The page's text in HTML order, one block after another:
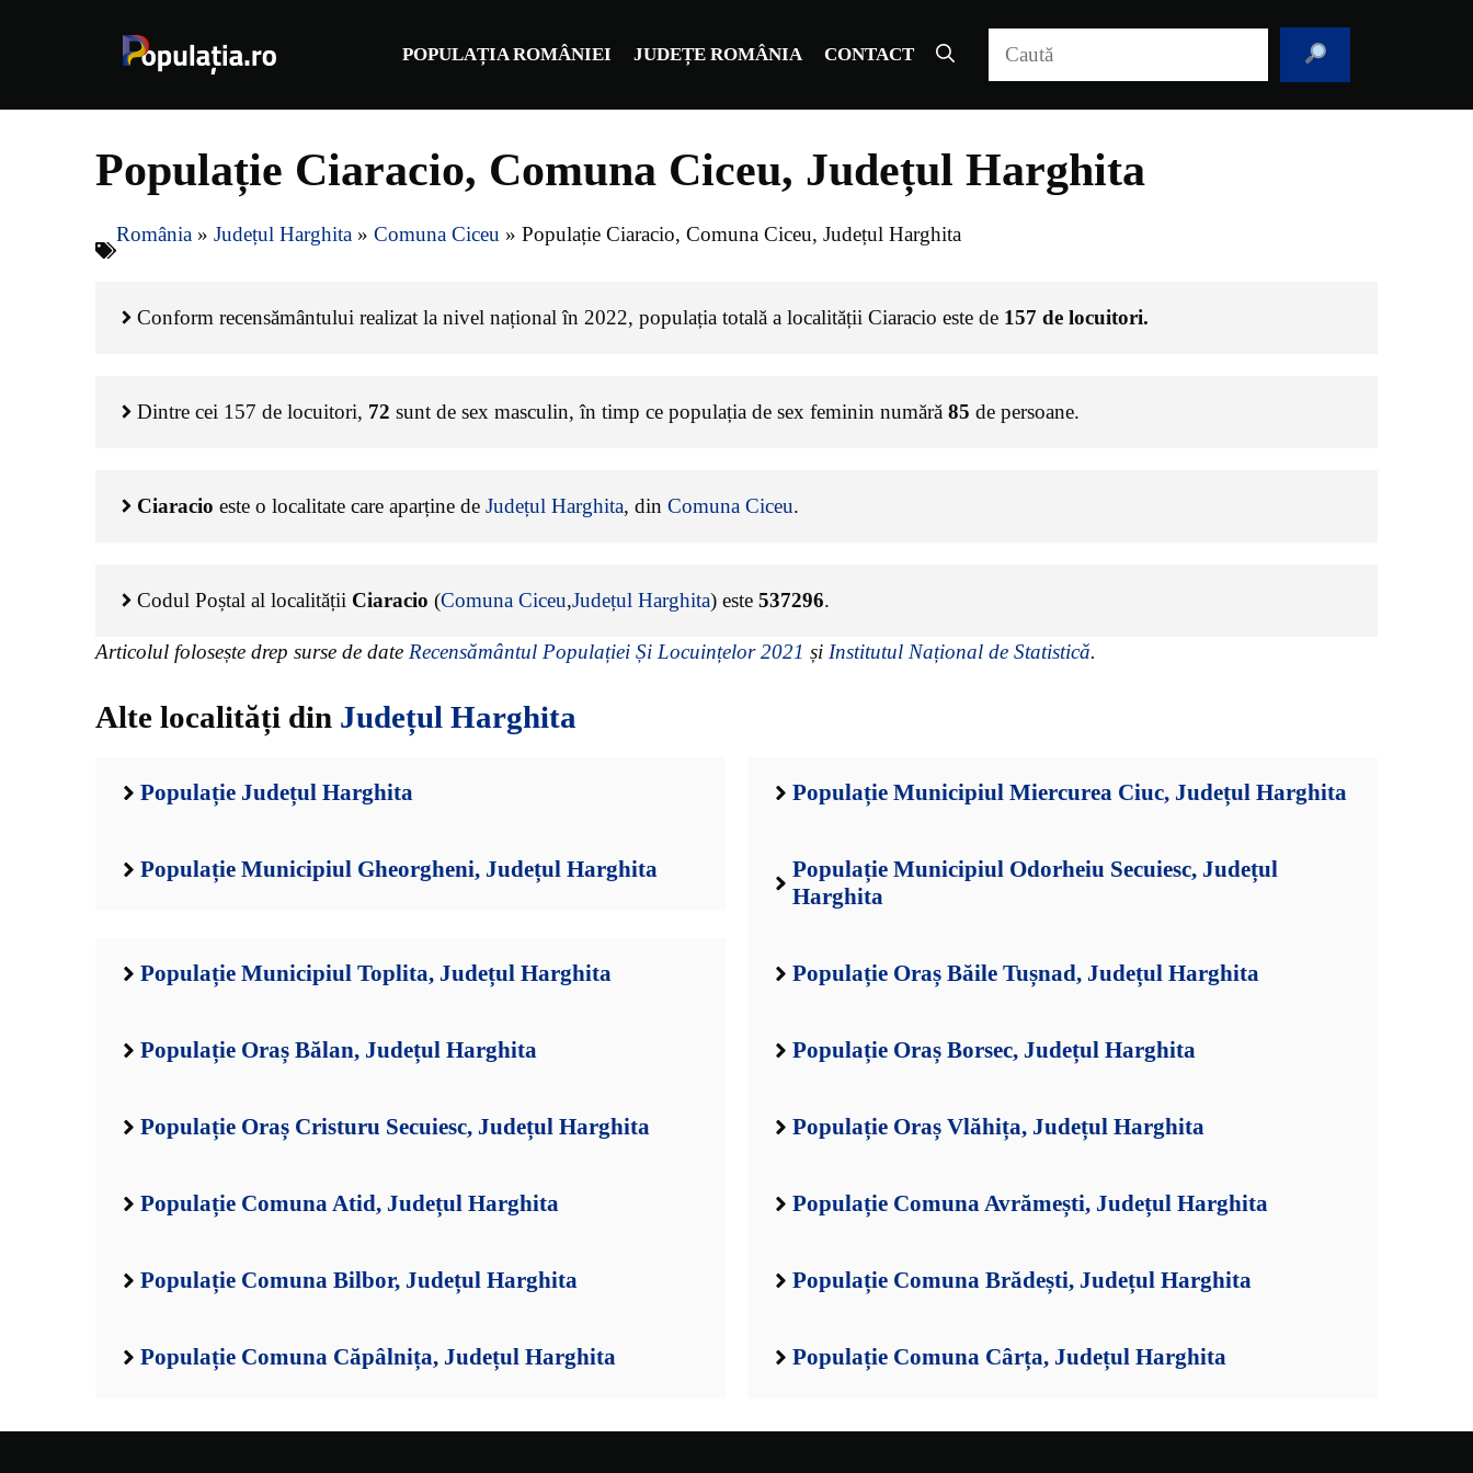
POPULAȚIA ROMÂNIEI JUDEȚE ROMÂNIA CONTACT
Populație Ciaracio, Comuna Ciceu, Județul Harghita
România » Județul Harghita » Comuna Ciceu » Populație Ciaracio, Comuna Ciceu, Județul Harghita
Conform recensământului realizat la nivel național în 2022, populația totală a localității Ciaracio este de 157 de locuitori.
Dintre cei 157 de locuitori, 72 sunt de sex masculin, în timp ce populația de sex feminin numără 85 de persoane.
Ciaracio este o localitate care aparține de Județul Harghita, din Comuna Ciceu.
Codul Poștal al localității Ciaracio (Comuna Ciceu,Județul Harghita) este 537296.
Articolul folosește drep surse de date Recensământul Populației Și Locuințelor 2021 și Institutul Național de Statistică.
Alte localități din Județul Harghita
Populație Județul Harghita Populație Municipiul Miercurea Ciuc, Județul Harghita
Populație Municipiul Gheorgheni, Județul Harghita
Populație Municipiul Odorheiu Secuiesc, Județul
Harghita
Populație Municipiul Toplita, Județul Harghita Populație Oraș Băile Tușnad, Județul Harghita
Populație Oraș Bălan, Județul Harghita Populație Oraș Borsec, Județul Harghita
Populație Oraș Cristuru Secuiesc, Județul Harghita Populație Oraș Vlăhița, Județul Harghita
Populație Comuna Atid, Județul Harghita Populație Comuna Avrămești, Județul Harghita
Populație Comuna Bilbor, Județul Harghita Populație Comuna Brădești, Județul Harghita
Populație Comuna Căpâlnița, Județul Harghita Populație Comuna Cârța, Județul Harghita